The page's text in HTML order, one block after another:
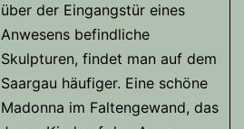
über der Eingangstür eines
Anwesens befindliche
Skulpturen, findet man auf dem
Saargau häufiger. Eine schöne
Madonna im Faltengewand, das